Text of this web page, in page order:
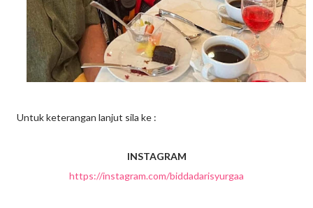
Untuk keterangan lanjut sila ke :
INSTAGRAM
https://instagram.com/biddadarisyurgaa